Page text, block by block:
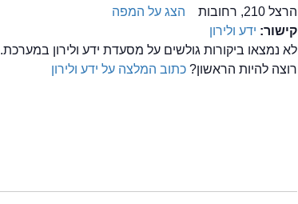
הרצל 210, רחובות
הצג על המפה
קישור: ידע ולירון
לא נמצאו ביקורות גולשים על מסעדת ידע ולירון במערכת.
רוצה להיות הראשון?כתוב המלצה על ידע ולירון